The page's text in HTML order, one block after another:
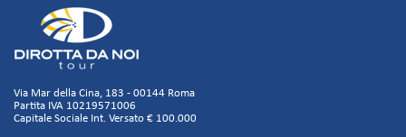
Via Mar della Cina, 183 - 00144 Roma
Partita IVA 10219571006
Capitale Sociale Int. Versato € 100.000